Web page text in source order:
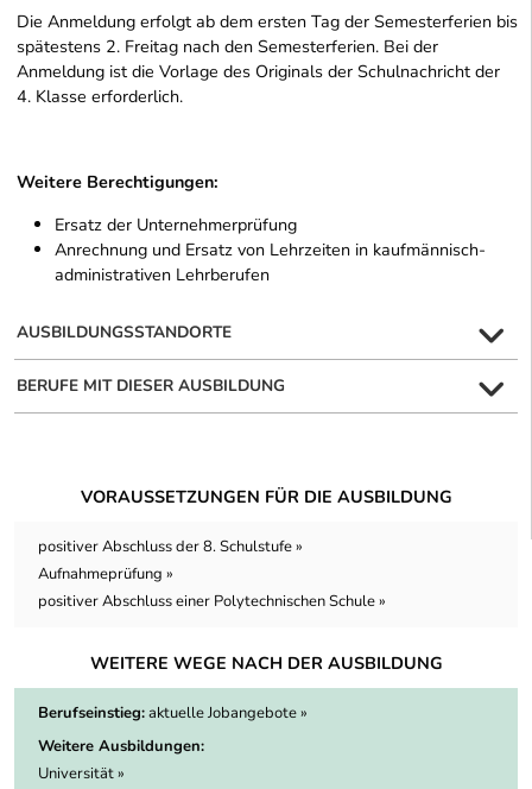
Die Anmeldung erfolgt ab dem ersten Tag der Semesterferien bis
spätestens 2. Freitag nach den Semesterferien. Bei der
Anmeldung ist die Vorlage des Originals der Schulnachricht der
4. Klasse erforderlich.
Weitere Berechtigungen:
Ersatz der Unternehmerprüfung
Anrechnung und Ersatz von Lehrzeiten in kaufmännisch-
administrativen Lehrberufen
AUSBILDUNGSSTANDORTE
BERUFE MIT DIESER AUSBILDUNG
VORAUSSETZUNGEN FÜR DIE AUSBILDUNG
positiver Abschluss der 8. Schulstufe »
Aufnahmeprüfung »
positiver Abschluss einer Polytechnischen Schule »
WEITERE WEGE NACH DER AUSBILDUNG
Berufseinstieg:aktuelle Jobangebote »
Weitere Ausbildungen:
Universität »